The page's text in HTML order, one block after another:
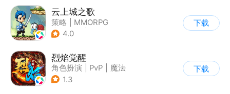
云上城之歌
策略
MMORPG
| 异世界
4.0
下载
烈焰觉醒
角色扮演 PvP
魔法
| 烧脑
1.3
下载